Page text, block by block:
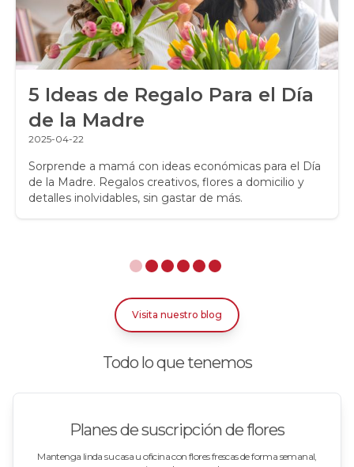
5 Ideas de Regalo Para el Día
de la Madre
2025-04-22
Sorprende a mamá con ideas económicas para el Día
de la Madre. Regalos creativos, flores a domicilio y
detalles inolvidables, sin gastar de más.
Visita nuestro blog
Todo lo que tenemos
Planes de suscripción de flores
Mantenga linda su casa u oficina con flores frescas de forma semanal,
Ramos de Rosas
Regalos a Domicilio
Regalos para Hombres
Regalos para niños
Rosas
Rosas Amarillas
Rosas Azules
Rosas Bicolor Blancas-Rojas
Rosas Blancas
Rosas Damasco
Rosas en floreros